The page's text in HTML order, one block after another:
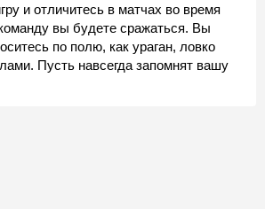
и отличитесь в матчах во время
вы будете сражаться. Вы
по полю, как ураган, ловко
Пусть навсегда запомнят вашу